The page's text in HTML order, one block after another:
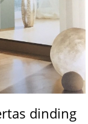
dinding